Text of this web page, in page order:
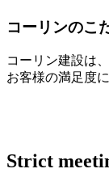
コーリンのこ
コーリン建設は
お客様の満足度
Strict